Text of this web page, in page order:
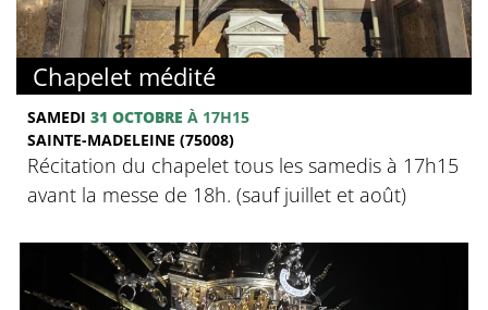
Chapelet médité
SAMEDI 31 OCTOBRE À 17H15
SAINTE-MADELEINE (75008)
Récitation du chapelet tous les samedis à 17h15
avant la messe de 18h. (sauf juillet et août)